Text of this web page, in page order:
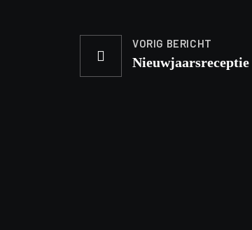
VORIG BERICHT
Nieuwjaarsreceptie